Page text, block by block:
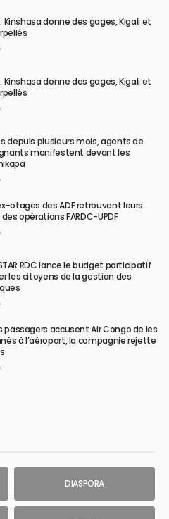
: Kinshasa donne des gages, Kigali et
: Kinshasa donne des gages, Kigali et
depuis plusieurs mois, agents de
manifestent devant les
otages des ADF retrouvent leurs
opérations FARDC-UPDF
RDC lance le budget participatif
les citoyens de la gestion des
passagers accusent Air Congo de les
à l’aéroport, la compagnie rejette
DIASPORA